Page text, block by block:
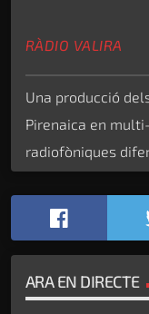
RÀDIO VALIRA
Una producció
Pirenaica en
radiofòniques
ARA EN DIRECTE